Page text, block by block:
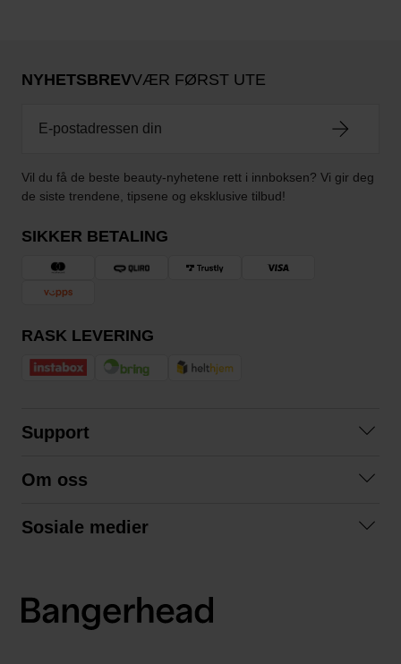
NYHETSBREVVÆR FØRST UTE
Vil du få de beste beauty-nyhetene rett i innboksen? Vi gir deg
de siste trendene, tipsene og eksklusive tilbud!
SIKKER BETALING
RASK LEVERING
Support
Kjøpsvilkår
Om oss
Sosiale medier
LinkedIn